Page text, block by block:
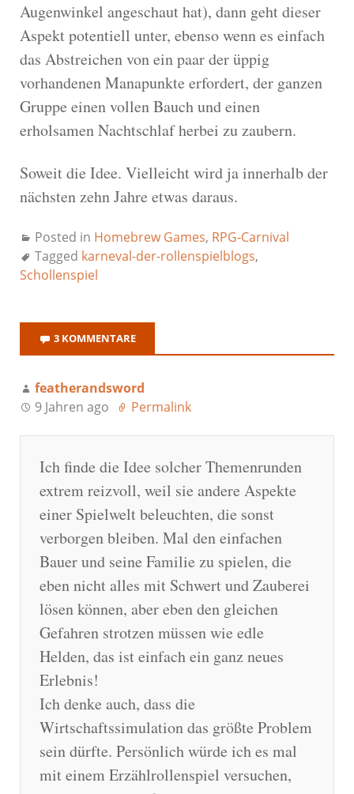
Augenwinkel angeschaut hat), dann geht dieser
Aspekt potentiell unter, ebenso wenn es einfach
das Abstreichen von ein paar der üppig
vorhandenen Manapunkte erfordert, der ganzen
Gruppe einen vollen Bauch und einen
erholsamen Nachtschlaf herbei zu zaubern.
Soweit die Idee. Vielleicht wird ja innerhalb der
nächsten zehn Jahre etwas daraus.
Posted in Homebrew Games, RPG-Carnival
Tagged karneval-der-rollenspielblogs,
Schollenspiel
3 KOMMENTARE
featherandsword
9 Jahren ago
Permalink
Ich finde die Idee solcher Themenrunden
extrem reizvoll, weil sie andere Aspekte
einer Spielwelt beleuchten, die sonst
verborgen bleiben. Mal den einfachen
Bauer und seine Familie zu spielen, die
eben nicht alles mit Schwert und Zauberei
lösen können, aber eben den gleichen
Gefahren strotzen müssen wie edle
Helden, das ist einfach ein ganz neues
Erlebnis!
Ich denke auch, dass die
Wirtschaftssimulation das größte Problem
sein dürfte. Persönlich würde ich es mal
mit einem Erzählrollenspiel versuchen,